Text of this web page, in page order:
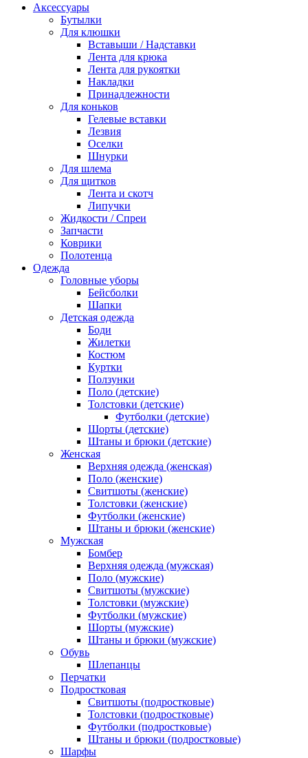
Аксессуары
Бутылки
Для клюшки
Вставыши / Надставки
Лента для крюка
Лента для рукоятки
Накладки
Принадлежности
Для коньков
Гелевые вставки
Лезвия
Оселки
Шнурки
Для шлема
Для щитков
Лента и скотч
Липучки
Жидкости / Спреи
Запчасти
Коврики
Полотенца
Одежда
Головные уборы
Бейсболки
Шапки
Детская одежда
Боди
Жилетки
Костюм
Куртки
Ползунки
Поло (детские)
Толстовки (детские)
Футболки (детские)
Шорты (детские)
Штаны и брюки (детские)
Женская
Верхняя одежда (женская)
Поло (женские)
Свитшоты (женские)
Толстовки (женские)
Футболки (женские)
Штаны и брюки (женские)
Мужская
Бомбер
Верхняя одежда (мужская)
Поло (мужские)
Свитшоты (мужские)
Толстовки (мужские)
Футболки (мужские)
Шорты (мужские)
Штаны и брюки (мужские)
Обувь
Шлепанцы
Перчатки
Подростковая
Свитшоты (подростковые)
Толстовки (подростковые)
Футболки (подростковые)
Штаны и брюки (подростковые)
Шарфы